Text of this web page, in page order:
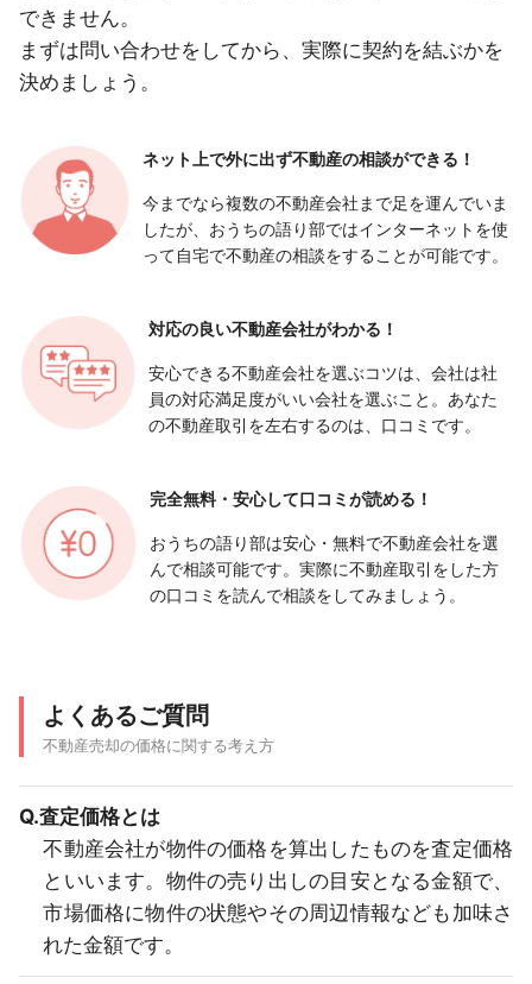
できません。
まずは問い合わせをしてから、実際に契約を結ぶかを
決めましょう。
ネット上で外に出ず不動産の相談ができる！
今までなら複数の不動産会社まで足を運んでいま
したが、おうちの語り部ではインターネットを使
って自宅で不動産の相談をすることが可能です。
対応の良い不動産会社がわかる！
安心できる不動産会社を選ぶコツは、会社は社
員の対応満足度がいい会社を選ぶこと。あなた
の不動産取引を左右するのは、口コミです。
完全無料・安心して口コミが読める！
おうちの語り部は安心・無料で不動産会社を選
んで相談可能です。実際に不動産取引をした方
の口コミを読んで相談をしてみましょう。
よくあるご質問
不動産売却の価格に関する考え方
Q.査定価格とは
不動産会社が物件の価格を算出したものを査定価格
といいます。物件の売り出しの目安となる金額で、
市場価格に物件の状態やその周辺情報なども加味さ
れた金額です。